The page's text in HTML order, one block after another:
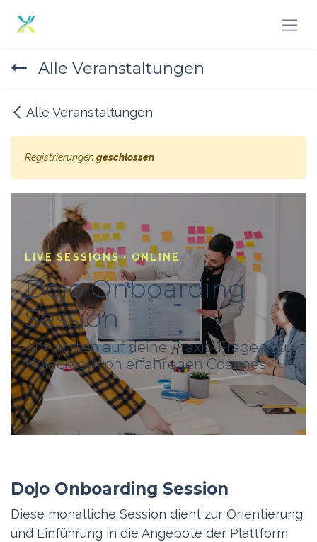
Alle Veranstaltungen
Alle Veranstaltungen
Registrierungen geschlossen
LIVE SESSIONS · ONLINE
Dojo Onboarding
Session
Antworten auf deine Praxis-Fragen zu
Holacracy von erfahrenen Coaches
Dojo Onboarding Session
Diese monatliche Session dient zur Orientierung
und Einführung in die Angebote der Plattform